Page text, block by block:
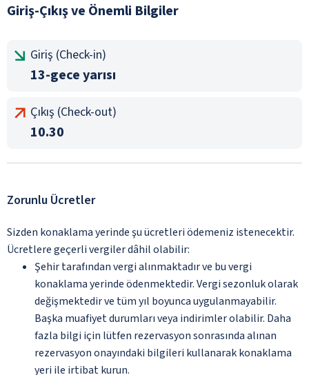
Giriş-Çıkış ve Önemli Bilgiler
Giriş (Check-in)
13-gece yarısı
Çıkış (Check-out)
10.30
Zorunlu Ücretler
Sizden konaklama yerinde şu ücretleri ödemeniz istenecektir.
Ücretlere geçerli vergiler dâhil olabilir:
Şehir tarafından vergi alınmaktadır ve bu vergi
konaklama yerinde ödenmektedir. Vergi sezonluk olarak
değişmektedir ve tüm yıl boyunca uygulanmayabilir.
Başka muafiyet durumları veya indirimler olabilir. Daha
fazla bilgi için lütfen rezervasyon sonrasında alınan
rezervasyon onayındaki bilgileri kullanarak konaklama
yeri ile irtibat kurun.